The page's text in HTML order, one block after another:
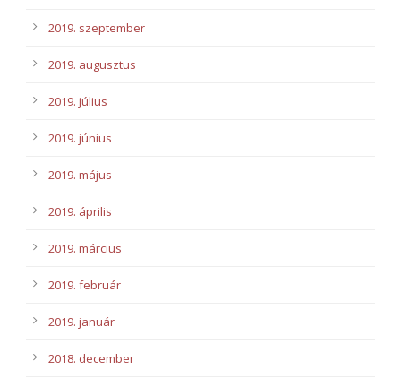
2019. szeptember
2019. augusztus
2019. július
2019. június
2019. május
2019. április
2019. március
2019. február
2019. január
2018. december